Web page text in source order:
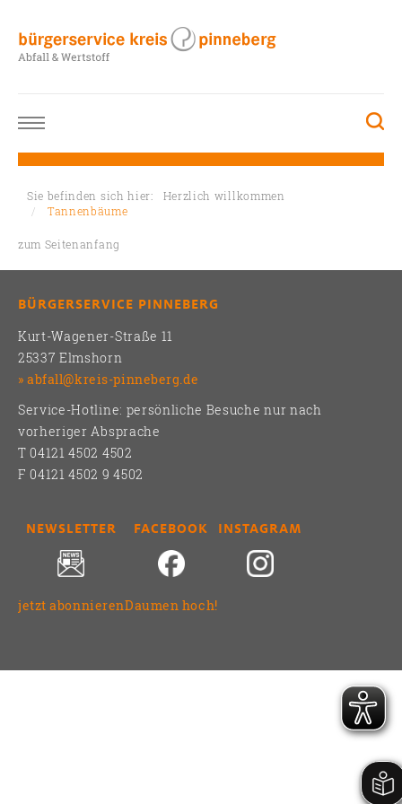
Sie befinden sich hier: Herzlich willkommen
Tannenbäume
zum Seitenanfang
BÜRGERSERVICE PINNEBERG
Kurt-Wagener-Straße 11
25337 Elmshorn
abfall@kreis-pinneberg.de
Service-Hotline: persönliche Besuche nur nach
vorheriger Absprache
T 04121 4502 4502
F 04121 4502 9 4502
NEWSLETTER
jetzt abonnieren
FACEBOOK
Daumen hoch!
INSTAGRAM